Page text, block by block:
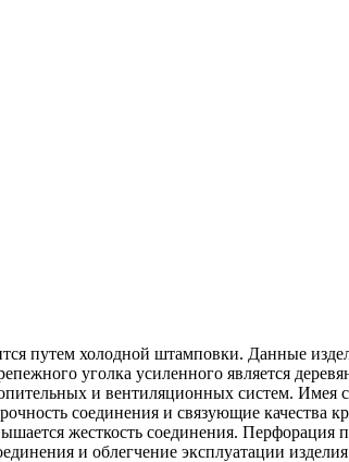
путем холодной штамповки. Данные
уголка усиленного является
и вентиляционных систем. Имея
соединения и связующие качества
жесткость соединения. Перфорация
и облегчение эксплуатации